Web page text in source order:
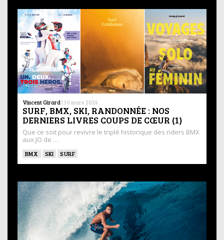
Vincent Girard | 10 mars 2026
SURF, BMX, SKI, RANDONNÉE : NOS
DERNIERS LIVRES COUPS DE CŒUR (1)
Que ce soit pour revivre le triplé historique des riders BMX
aux JO de …
BMX SKI SURF